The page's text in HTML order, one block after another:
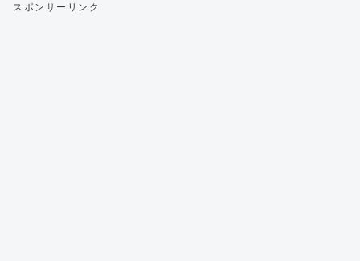
スポンサーリンク